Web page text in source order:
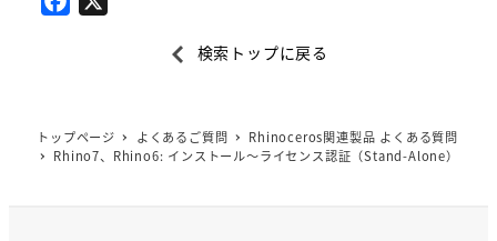
o
検索トップに戻る
トップページ よくあるご質問
Rhinoceros関連製品 よくある質問
Rhino7、Rhino6: インストール～ライセンス認証（Stand-Alone）